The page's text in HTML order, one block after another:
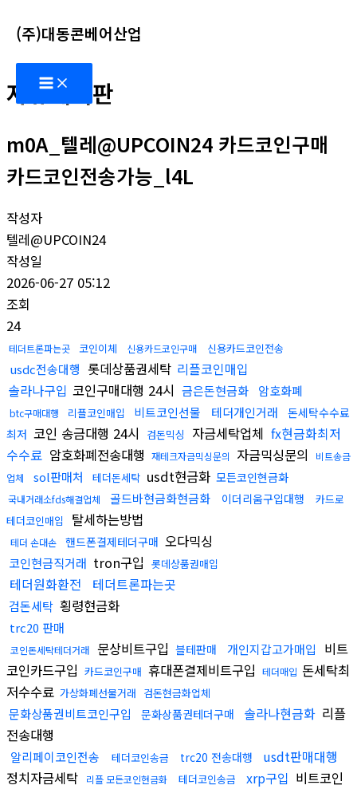
텐
츠
로
건
뛰
기
(주)대동콘베어산업
Main
Menu
자유게시판
m0A_텔레@UPCOIN24 카드코인구매
카드코인전송가능_l4L
작성자
텔레@UPCOIN24
작성일
2026-06-27 05:12
조회
24
테더트론파는곳 코인이체 신용카드코인구매 신용카드코인전송
usdc전송대행 롯데상품권세탁 리플코인매입
솔라나구입 코인구매대행 24시 금은돈현금화 암호화폐
btc구매대행 리플코인매입 비트코인선물 테더개인거래
돈세탁수수료
최저 코인 송금대행 24시 검돈믹싱 자금세탁업체 fx현금화최저
수수료 암호화폐전송대행 재테크자금믹싱문의 자금믹싱문의
비트송금
업체
sol판매처 테더돈세탁 usdt현금화 모든코인현금화
국내거래소fds해결업체 골드바현금화현금화 이더리움구입대행
카드로
테더코인매입
탈세하는방법
테더 손대손 핸드폰결제테더구매 오다믹싱
코인현금직거래 tron구입 롯데상품권매입
테더원화환전 테더트론파는곳
검돈세탁 횡령현금화
trc20 판매
코인돈세탁테더거래 문상비트구입 블테판매 개인지갑고가매입
비트
코인카드구입 카드코인구매 휴대폰결제비트구입 테더매입 돈세탁최
저수수료 가상화폐선물거래 검돈현금화업체
문화상품권비트코인구입 문화상품권테더구매 솔라나현금화 리플
전송대행
알리페이코인전송 테더코인송금 trc20 전송대행
usdt판매대행
정치자금세탁
리플 모든코인현금화 테더코인송금 xrp구입 비트코인